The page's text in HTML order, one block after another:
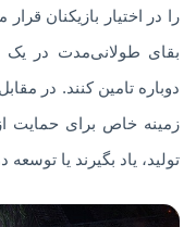
را در اختیار بازیکنان
بقای طولانی‌مدت در یک
دوباره تامین کنند. در
زمینه خاص برای حمایت
تولید، یاد بگیرند یا توسعه